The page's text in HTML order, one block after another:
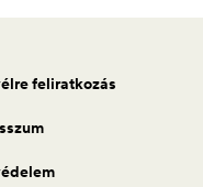
feliratkozás